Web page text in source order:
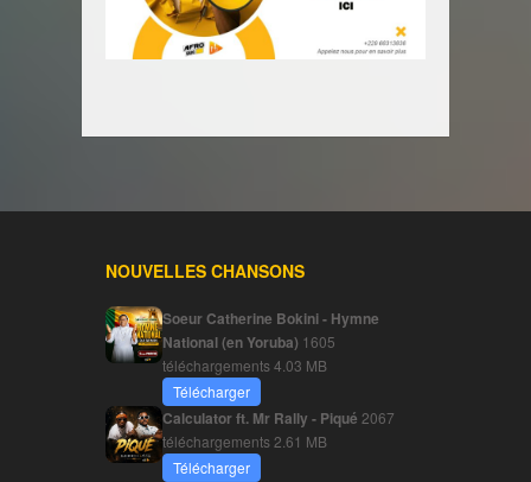
NOUVELLES CHANSONS
Soeur Catherine Bokini - Hymne
National (en Yoruba) 1605
téléchargements4.03 MB
Télécharger
Calculator ft. Mr Rally - Piqué 2067
téléchargements 2.61 MB
Télécharger